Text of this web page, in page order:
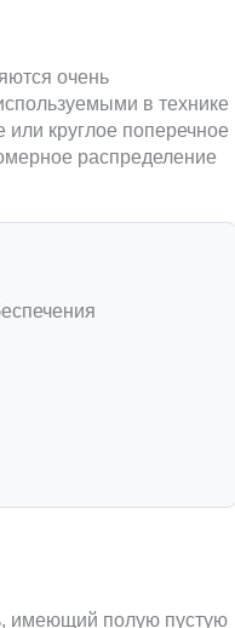
очень
в технике
или круглое поперечное
распределение
имеющий полую пустую